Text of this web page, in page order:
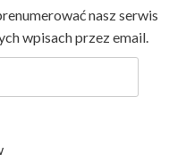
nasz serwis
wpisach przez email.